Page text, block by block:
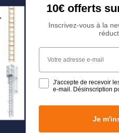
10€ offerts
Inscrivez-vous à la
Votre adresse e-mail
J'accepte de recevoir
e-mail. Désinscription
Je